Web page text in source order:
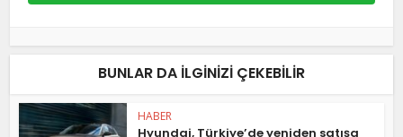
BUNLAR DA ILGINIZI ÇEKEBILIR
HABER
Hyundai, Türkiye’de yeniden satışa